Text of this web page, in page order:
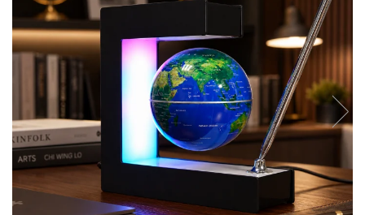
Reduceri
Cele mai noi
Cele mai vandute
Cu video
Pret
0 Lei - 100 Lei
100 Lei - 200 Lei
200 Lei - 300 Lei
300 Lei - 500 Lei